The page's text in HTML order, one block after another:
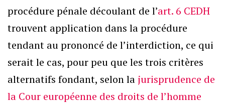
procédure pénale découlant de l’art. 6 CEDH
trouvent application dans la procédure
tendant au prononcé de l’interdiction, ce qui
serait le cas, pour peu que les trois critères
alternatifs fondant, selon la jurisprudence de
la Cour européenne des droits de l’homme